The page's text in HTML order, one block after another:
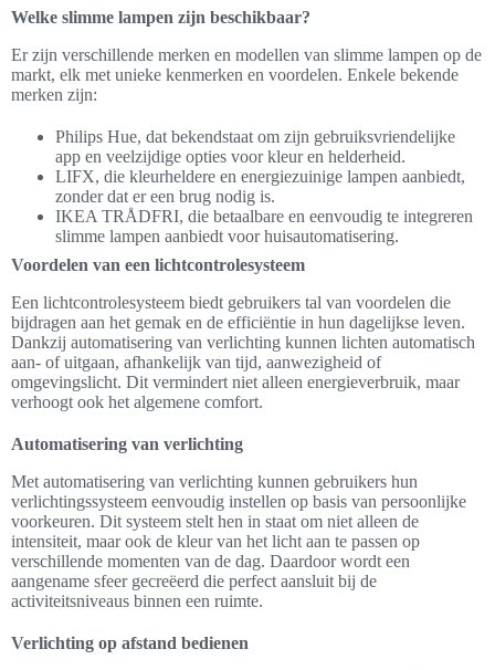
Welke slimme lampen zijn beschikbaar?
Er zijn verschillende merken en modellen van slimme lampen op de
markt, elk met unieke kenmerken en voordelen. Enkele bekende
merken zijn:
Philips Hue, dat bekendstaat om zijn gebruiksvriendelijke
app en veelzijdige opties voor kleur en helderheid.
LIFX, die kleurheldere en energiezuinige lampen aanbiedt,
zonder dat er een brug nodig is.
IKEA TRÅDFRI, die betaalbare en eenvoudig te integreren
slimme lampen aanbiedt voor huisautomatisering.
Voordelen van een lichtcontrolesysteem
Een lichtcontrolesysteem biedt gebruikers tal van voordelen die
bijdragen aan het gemak en de efficiëntie in hun dagelijkse leven.
Dankzij automatisering van verlichting kunnen lichten automatisch
aan- of uitgaan, afhankelijk van tijd, aanwezigheid of
omgevingslicht. Dit vermindert niet alleen energieverbruik, maar
verhoogt ook het algemene comfort.
Automatisering van verlichting
Met automatisering van verlichting kunnen gebruikers hun
verlichtingssysteem eenvoudig instellen op basis van persoonlijke
voorkeuren. Dit systeem stelt hen in staat om niet alleen de
intensiteit, maar ook de kleur van het licht aan te passen op
verschillende momenten van de dag. Daardoor wordt een
aangename sfeer gecreëerd die perfect aansluit bij de
activiteitsniveaus binnen een ruimte.
Verlichting op afstand bedienen